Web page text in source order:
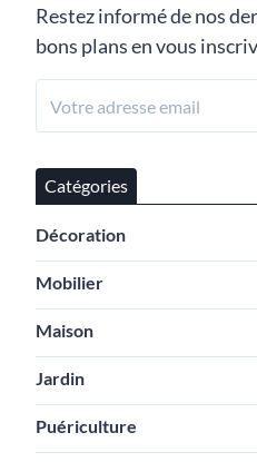
Restez informé de nos
bons plans en vous
Catégories
Décoration
Mobilier
Maison
Jardin
Puériculture